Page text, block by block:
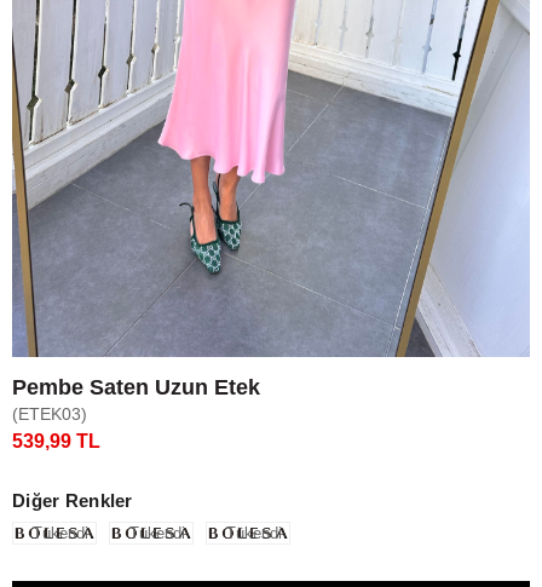
Pembe Saten Uzun Etek
(ETEK03)
539,99 TL
Diğer Renkler
Tükendi Tükendi Tükendi